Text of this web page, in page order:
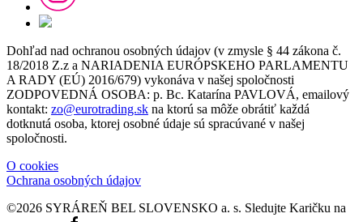
Dohľad nad ochranou osobných údajov (v zmysle § 44 zákona č.
18/2018 Z.z a NARIADENIA EURÓPSKEHO PARLAMENTU
A RADY (EÚ) 2016/679) vykonáva v našej spoločnosti
ZODPOVEDNÁ OSOBA: p. Bc. Katarína PAVLOVÁ, emailový
kontakt: zo@eurotrading.sk na ktorú sa môže obrátiť každá
dotknutá osoba, ktorej osobné údaje sú spracúvané v našej
spoločnosti.
O cookies
Ochrana osobných údajov
©2026 SYRÁREŇ BEL SLOVENSKO a. s. Sledujte Karičku na